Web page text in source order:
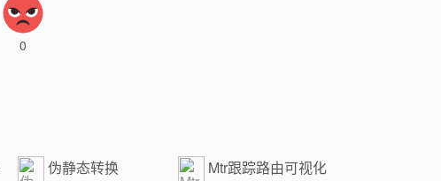
0
伪静态转换
Mtr跟踪路由可视化